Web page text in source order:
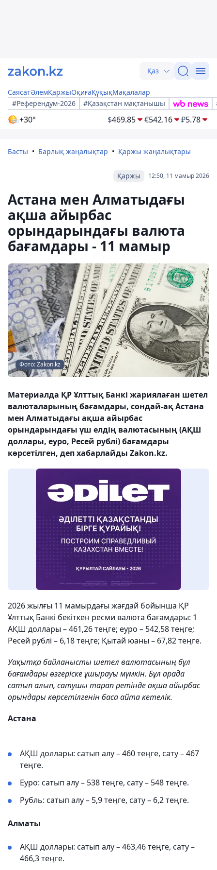
Қаз
СаясатӘлемҚаржыОқиғаҚұқықМақалалар
#Референдум-2026
#Қазақстан мақтанышы
+30° $469.85 €542.16 ₽5.78
Басты Барлық жаңалықтар Қаржы жаңалықтары
12:50, 11 мамыр 2026
Қаржы
Астана мен Алматыдағы
ақша айырбас
орындарындағы валюта
бағамдары - 11 мамыр
Фото: Zakon.kz
Материалда ҚР Ұлттық Банкі жариялаған шетел
валюталарының бағамдары, сондай-ақ Астана
мен Алматыдағы ақша айырбас
орындарындағы үш елдің валютасының (АҚШ
доллары, еуро, Ресей рублі) бағамдары
көрсетілген, деп хабарлайды Zakon.kz.
2026 жылғы 11 мамырдағы жағдай бойынша ҚР
Ұлттық Банкі бекіткен ресми валюта бағамдары: 1
АҚШ доллары – 461,26 теңге; еуро – 542,58 теңге;
Ресей рублі – 6,18 теңге; Қытай юаны – 67,82 теңге.
Уақытқа байланысты шетел валютасының бұл
бағамдары өзгеріске ұшырауы мүмкін. Бұл арада
сатып алып, сатушы тарап ретінде ақша айырбас
орындары көрсетілгенін баса айта кетелік.
Астана
АҚШ доллары: сатып алу – 460 теңге, сату – 467
теңге.
Еуро: сатып алу – 538 теңге, сату – 548 теңге.
Рубль: сатып алу – 5,9 теңге, сату – 6,2 теңге.
Алматы
АҚШ доллары: сатып алу – 463,46 теңге, сату –
466,3 теңге.